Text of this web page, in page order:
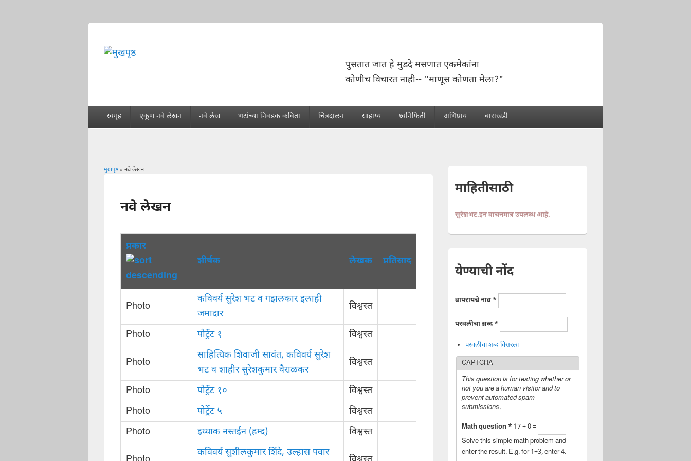
पुसतात जात हे मुडदे मसणात एकमेकांना
कोणीच विचारत नाही-- "माणूस कोणता मेला?"
स्वगृह एकूण नवे लेखन नवे लेख भटांच्या निवडक कविता चित्रदालन साहाय्य ध्वनिफिती अभिप्राय बाराखडी
मुखपृष्ठ» नवे लेखन
नवे लेखन
प्रकार
शीर्षक
लेखक प्रतिसाद
Photo
कविवर्य सुरेश भट व गझलकार इलाही
जमादार
विश्वस्त
Photo पोर्ट्रेट १ विश्वस्त
Photo
साहित्यिक शिवाजी सावंत, कविवर्य सुरेश
भट व शाहीर सुरेशकुमार वैराळकर
विश्वस्त
Photo पोर्ट्रेट १०
विश्वस्त
Photo
पोर्ट्रेट ५
विश्वस्त
Photo
इय्याक नस्तईन (हम्द) विश्वस्त
कविवर्य सुशीलकुमार शिंदे, उल्हास पवार
माहितीसाठी
सुरेशभट.इन वाचनमात्र उपलब्ध आहे.
येण्याची नोंद
वापरायचे नाव *
परवलीचा शब्द*
परवलीचा शब्द विसरला
CAPTCHA
This question is for testing whether or
not you are a human visitor and to
prevent automated spam
submissions.
Math question * 17 + 0 =
Solve this simple math problem and
enter the result. E.g. for 1+3, enter 4.